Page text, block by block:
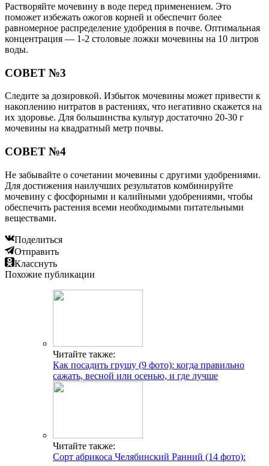
Растворяйте мочевину в воде перед применением. Это
поможет избежать ожогов корней и обеспечит более
равномерное распределение удобрения в почве. Оптимальная
концентрация — 1-2 столовые ложки мочевины на 10 литров
воды.
СОВЕТ №3
Следите за дозировкой. Избыток мочевины может привести к
накоплению нитратов в растениях, что негативно скажется на
их здоровье. Для большинства культур достаточно 20-30 г
мочевины на квадратный метр почвы.
СОВЕТ №4
Не забывайте о сочетании мочевины с другими удобрениями.
Для достижения наилучших результатов комбинируйте
мочевину с фосфорными и калийными удобрениями, чтобы
обеспечить растения всеми необходимыми питательными
веществами.
Поделиться
Отправить
Класснуть
Похожие публикации
Читайте также:
Как посадить грушу (9 фото): когда правильно
сажать, весной или осенью, и где лучше
Читайте также:
Сорт абрикоса Челябинский Ранний (14 фото):